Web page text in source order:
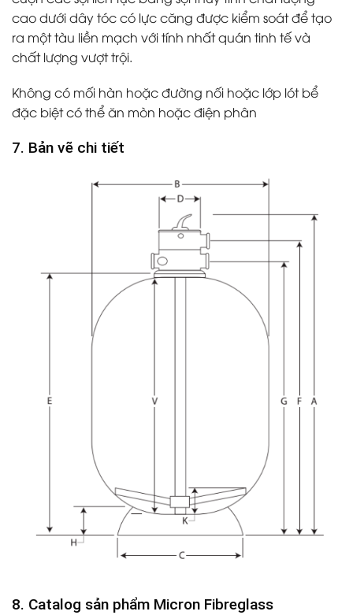
cao dưới dây tóc có lực căng được kiểm soát để tạo
ra một tàu liền mạch với tính nhất quán tinh tế và
chất lượng vượt trội.
Không có mối hàn hoặc đường nối hoặc lớp lót bể
đặc biệt có thể ăn mòn hoặc điện phân
7. Bản vẽ chi tiết
8. Catalog sản phẩm Micron Fibreglass